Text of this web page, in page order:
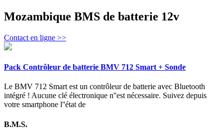
Mozambique BMS de batterie 12v
Contact en ligne >>
Pack Contrôleur de batterie BMV 712 Smart + Sonde
Le BMV 712 Smart est un contrôleur de batterie avec Bluetooth
intégré ! Aucune clé électronique n''est nécessaire. Suivez depuis
votre smartphone l''état de
B.M.S.